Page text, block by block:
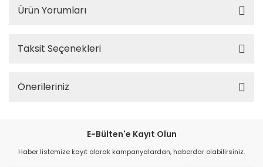
Ürün Yorumları
Taksit Seçenekleri
Önerileriniz
E-Bülten'e Kayıt Olun
Haber listemize kayıt olarak kampanyalardan, haberdar olabilirsiniz.